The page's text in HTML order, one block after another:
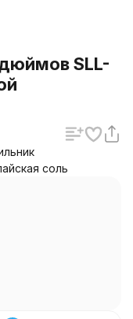
SLL-
соль